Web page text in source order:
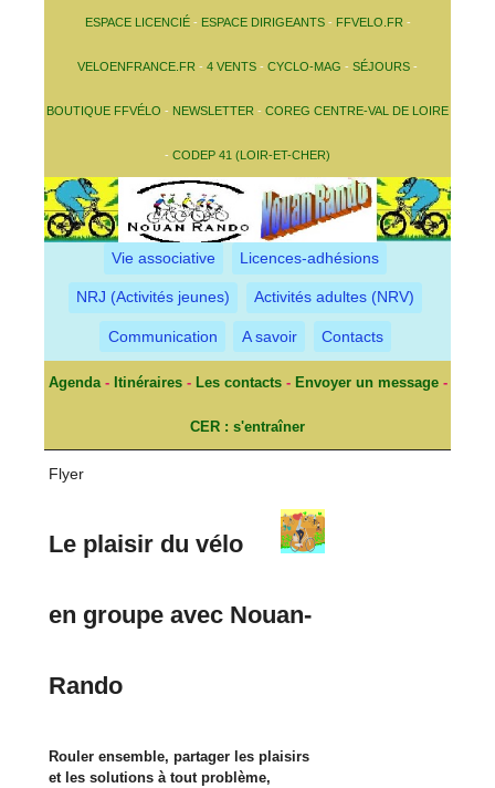
ESPACE LICENCIÉ- ESPACE DIRIGEANTS- FFVELO.FR -
VELOENFRANCE.FR - 4 VENTS - CYCLO-MAG - SÉJOURS -
BOUTIQUE FFVÉLO - NEWSLETTER - COREG CENTRE-VAL DE LOIRE
- CODEP 41 (LOIR-ET-CHER)
Vie associative Licences-adhésions
NRJ (Activités jeunes) Activités adultes (NRV)
Communication A savoir Contacts
Agenda- Itinéraires- Les contacts- Envoyer un message-
CER : s'entraîner
Flyer
Le plaisir du vélo
en groupe avec Nouan-
Rando
Rouler ensemble, partager les plaisirs
et les solutions à tout problème,